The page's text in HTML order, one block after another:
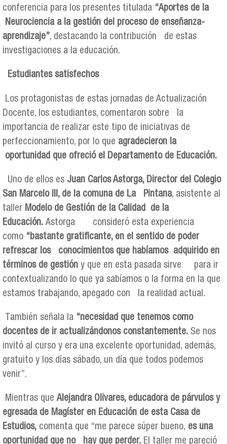
conferencia para los presentes titulada “Aportes de la
Neurociencia a la gestión del proceso de enseñanza-
aprendizaje”, destacando la contribución de estas
investigaciones a la educación.
Estudiantes satisfechos
Los protagonistas de estas jornadas de Actualización
Docente, los estudiantes, comentaron sobre la
importancia de realizar este tipo de iniciativas de
perfeccionamiento, por lo que agradecieron la
oportunidad que ofreció el Departamento de Educación.
Uno de ellos es Juan Carlos Astorga, Director del Colegio
San Marcelo III, de la comuna de La Pintana, asistente al
taller Modelo de Gestión de la Calidad de la
Educación. Astorga consideró esta experiencia
como “bastante gratificante, en el sentido de poder
refrescar los conocimientos que habíamos adquirido en
términos de gestión y que en esta pasada sirve para ir
contextualizando lo que ya sabíamos o la forma en la que
estamos trabajando, apegado con la realidad actual.
También señala la “necesidad que tenemos como
docentes de ir actualizándonos constantemente. Se nos
invitó al curso y era una excelente oportunidad, además,
gratuito y los días sábado, un día que todos podemos
venir”.
Mientras que Alejandra Olivares, educadora de párvulos y
egresada de Magíster en Educación de esta Casa de
Estudios, comenta que “me parece súper bueno, es una
oportunidad que no hay que perder. El taller me pareció